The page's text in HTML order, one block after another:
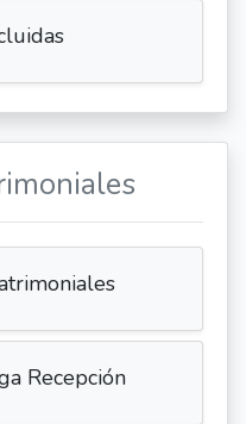
Recepción